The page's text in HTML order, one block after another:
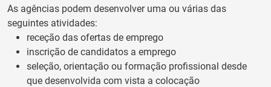
As agências podem desenvolver uma ou várias das
seguintes atividades:
receção das ofertas de emprego
inscrição de candidatos a emprego
seleção, orientação ou formação profissional desde
que desenvolvida com vista a colocação